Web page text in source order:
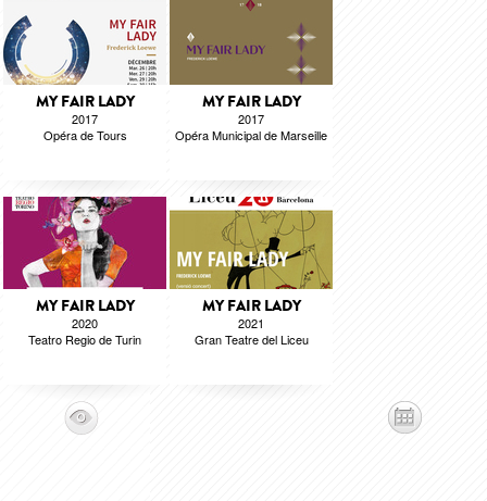
MY FAIR LADY
2017
Opéra de Tours
MY FAIR LADY
2017
Opéra Municipal de Marseille
MY FAIR LADY
2020
Teatro Regio de Turin
MY FAIR LADY
2021
Gran Teatre del Liceu